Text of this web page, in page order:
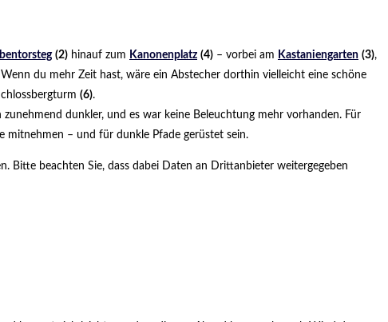
(2) hinauf zum Kanonenplatz (4) – vorbei am Kastaniengarten (3),
du mehr Zeit hast, wäre ein Abstecher dorthin vielleicht eine schöne
(6).
dunkler, und es war keine Beleuchtung mehr vorhanden. Für
mitnehmen – und für dunkle Pfade gerüstet sein.
Bitte beachten Sie, dass dabei Daten an Drittanbieter weitergegeben